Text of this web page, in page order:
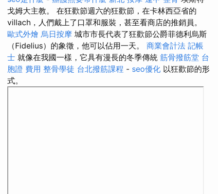
戈姆大主教。 在狂歡節週六的狂歡節，在卡林西亞省的
villach，人們戴上了口罩和服裝，甚至看商店的推銷員。
歐式外燴 烏日按摩 城市市長代表了狂歡節公爵菲德利烏斯
（Fidelius）的象徵，他可以佔用一天。 商業會計法 記帳
士 就像在我國一樣，它具有漫長的冬季傳統 筋骨撥筋堂 台
胞證 費用 整骨學徒 台北撥筋課程 - seo優化 以狂歡節的形
式。